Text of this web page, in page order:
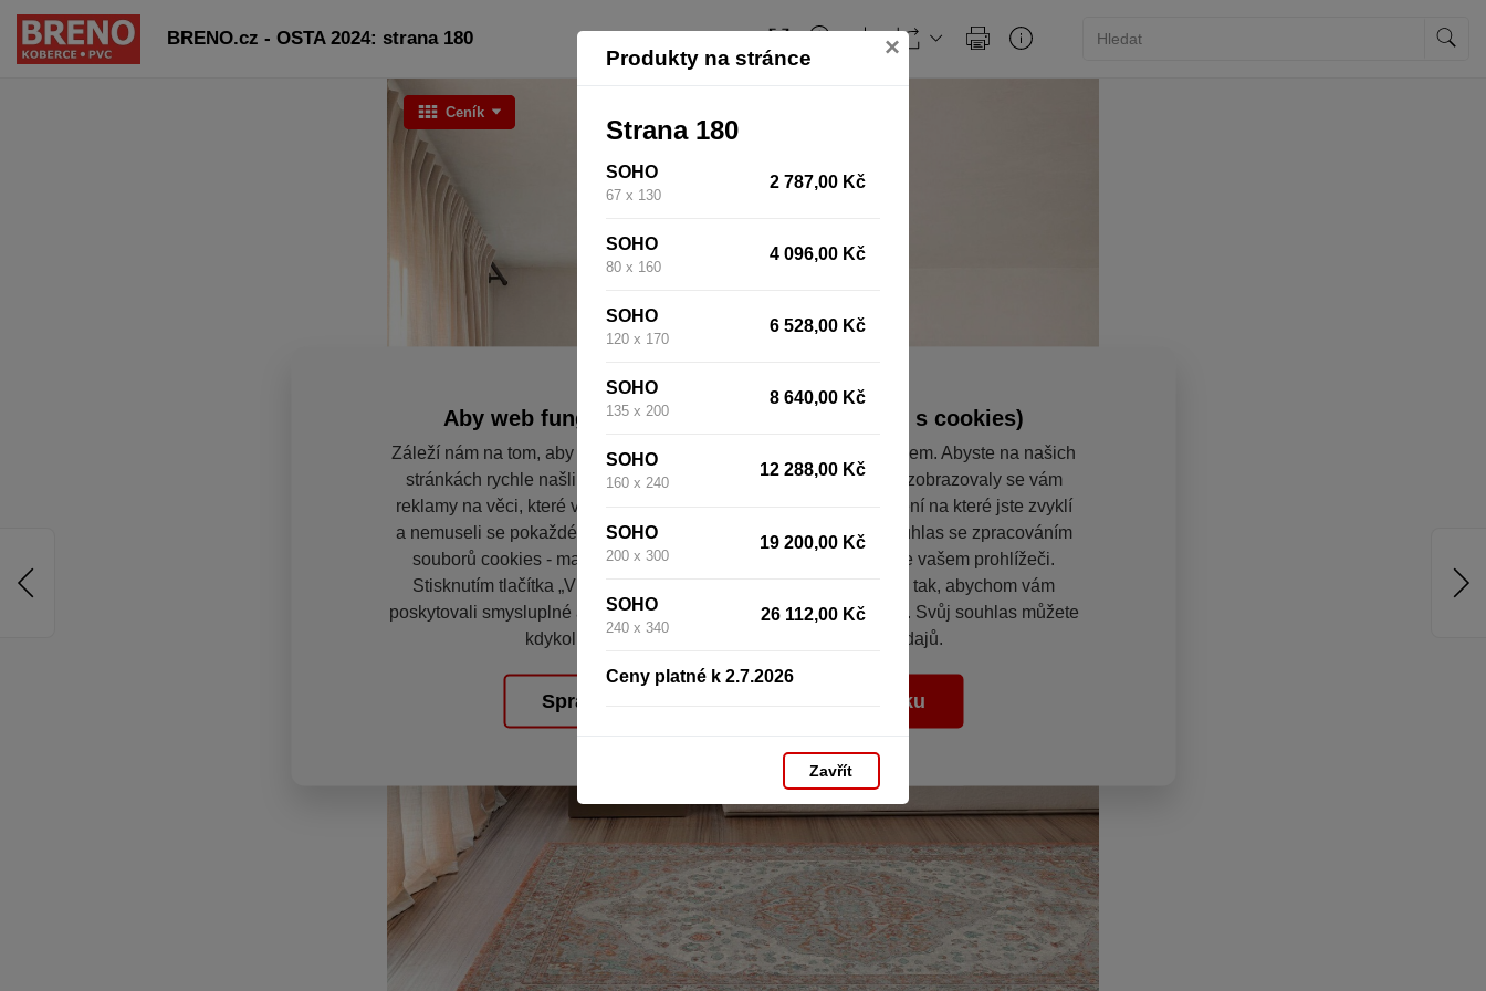
Produkty na stránce ×
Strana 180
SOHO
67 x 130
2 787,00 Kč
SOHO
80 x 160
4 096,00 Kč
SOHO
120 x 170
6 528,00 Kč
SOHO
135 x 200
8 640,00 Kč
SOHO
160 x 240
12 288,00 Kč
SOHO
200 x 300
19 200,00 Kč
SOHO
240 x 340
26 112,00 Kč
Ceny platné k 2.7.2026
Zavřít
BRENO.cz - OSTA 2024: strana 180
Ceník
Aby web fungoval tak, jak ho znáte (souhlas s cookies)
Záleží nám na tom, aby pro vás nakupování bylo co nejlepší zážitkem. Abyste na našich
stránkách rychle našli to, co hledáte, ušetřili spoustu klikání a nezobrazovaly se vám
reklamy na věci, které vás nezajímají. Abyste web viděli v zobrazení na které jste zvyklí
a nemuseli se pokaždé přihlašovat. Proto od vás potřebujeme souhlas se zpracováním
souborů cookies - malých souborů, které se dočasně ukládají ve vašem prohlížeči.
Stisknutím tlačítka „V pořádku“ souhlasíte s nastavením cookies tak, abychom vám
poskytovali smysluplné a užitečné služby na základě vašich údajů. Svůj souhlas můžete
kdykoli změnit na stránce zpracování osobních údajů.
Spravovat cookies V pořádku